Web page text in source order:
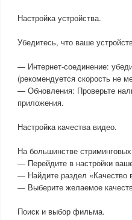
Настройка устройства.
Убедитесь, что ваше
— Интернет-соединение:
(рекомендуется скорость не
— Обновления: Проверьте
приложения.
Настройка качества видео.
На большинстве
— Перейдите в настройки
— Найдите раздел «Качество
— Выберите желаемое
Поиск и выбор фильма.